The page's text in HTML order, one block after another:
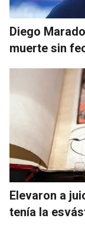
Diego
muerte sin
Elevaron a
tenía la